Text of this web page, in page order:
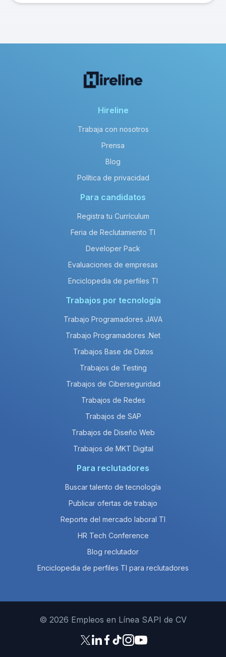
Hireline
Trabaja con nosotros
Prensa
Blog
Política de privacidad
Para candidatos
Registra tu Currículum
Feria de Reclutamiento TI
Developer Pack
Evaluaciones de empresas
Enciclopedia de perfiles TI
Trabajos por tecnología
Trabajo Programadores JAVA
Trabajo Programadores .Net
Trabajos Base de Datos
Trabajos de Testing
Trabajos de Ciberseguridad
Trabajos de Redes
Trabajos de SAP
Trabajos de Diseño Web
Trabajos de MKT Digital
Para reclutadores
Buscar talento de tecnología
Publicar ofertas de trabajo
Reporte del mercado laboral TI
HR Tech Conference
Blog reclutador
Enciclopedia de perfiles TI para reclutadores
© 2026 Empleos en Línea SAPI de CV